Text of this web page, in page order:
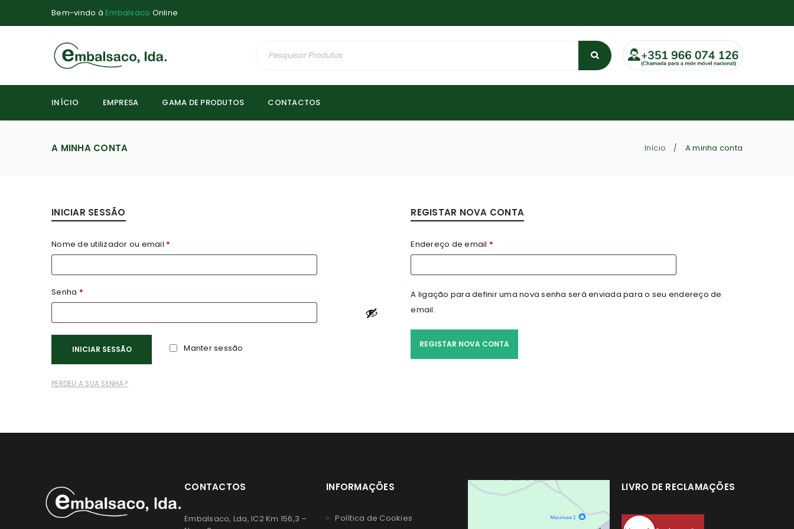
Bem-vindo à Embalsaco Online
INÍCIO EMPRESA GAMA DE PRODUTOS CONTACTOS
A MINHA CONTA Início / A minha conta
INICIAR SESSÃO
Nome de utilizador ou email *
Senha *
Manter sessão
INICIAR SESSÃO
PERDEU A SUA SENHA?
REGISTAR NOVA CONTA
Endereço de email *
A ligação para definir uma nova senha será enviada para o seu endereço de
email.
REGISTAR NOVA CONTA
CONTACTOS
Embalsaco, Lda, IC2 Km 156,3 –
INFORMAÇÕES
Política de Cookies
LIVRO DE RECLAMAÇÕES